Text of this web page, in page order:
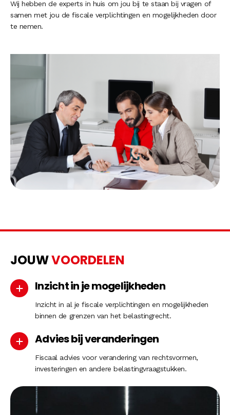
Wij hebben de experts in huis om jou bij te staan bij vragen of
samen met jou de fiscale verplichtingen en mogelijkheden door
te nemen.
JOUWVOORDELEN
Inzicht in je mogelijkheden
Inzicht in al je fiscale verplichtingen en mogelijkheden
binnen de grenzen van het belastingrecht.
Advies bij veranderingen
Fiscaal advies voor verandering van rechtsvormen,
investeringen en andere belastingvraagstukken.